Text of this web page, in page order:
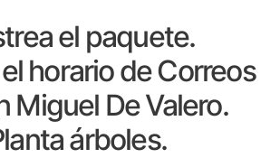
el paquete.
horario de Correos
Miguel De Valero.
árboles.